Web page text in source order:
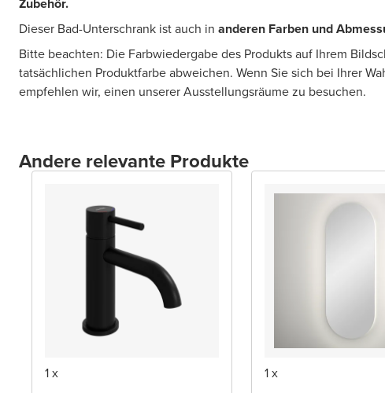
Zubehör.
Dieser Bad-Unterschrank ist auch in anderen Farben und
Bitte beachten: Die Farbwiedergabe des Produkts auf Ihrem
tatsächlichen Produktfarbe abweichen. Wenn Sie sich bei Ihrer
empfehlen wir, einen unserer Ausstellungsräume zu besuchen.
Andere relevante Produkte
1 x
1 x